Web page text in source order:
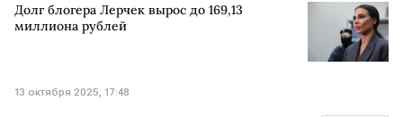
Долг блогера Лерчек вырос до 169,13
миллиона рублей
13 октября 2025, 17:48